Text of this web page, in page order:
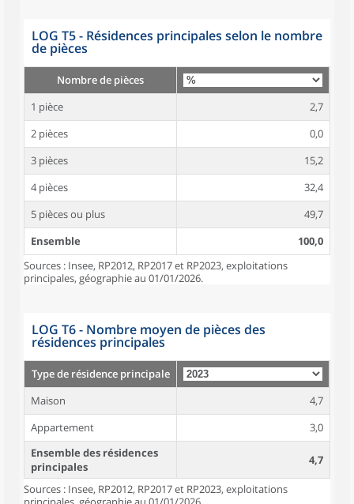
LOG T5 - Résidences principales selon le nombre
de pièces
Nombre de pièces
1 pièce
2,7
2 pièces
0,0
3 pièces
15,2
4 pièces
32,4
5 pièces ou plus
49,7
Ensemble
100,0
Sources : Insee, RP2012, RP2017 et RP2023, exploitations
principales, géographie au 01/01/2026.
LOG T6 - Nombre moyen de pièces des
résidences principales
Type de résidence principale
Maison
4,7
Appartement
3,0
Ensemble des résidences
principales
4,7
Sources : Insee, RP2012, RP2017 et RP2023, exploitations